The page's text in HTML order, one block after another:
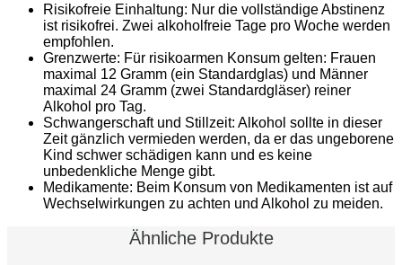
Risikofreie Einhaltung: Nur die vollständige Abstinenz
ist risikofrei. Zwei alkoholfreie Tage pro Woche werden
empfohlen.
Grenzwerte: Für risikoarmen Konsum gelten: Frauen
maximal 12 Gramm (ein Standardglas) und Männer
maximal 24 Gramm (zwei Standardgläser) reiner
Alkohol pro Tag.
Schwangerschaft und Stillzeit: Alkohol sollte in dieser
Zeit gänzlich vermieden werden, da er das ungeborene
Kind schwer schädigen kann und es keine
unbedenkliche Menge gibt.
Medikamente: Beim Konsum von Medikamenten ist auf
Wechselwirkungen zu achten und Alkohol zu meiden.
Ähnliche Produkte